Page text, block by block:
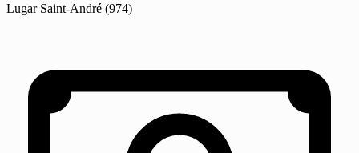
Lugar Saint-André (974)